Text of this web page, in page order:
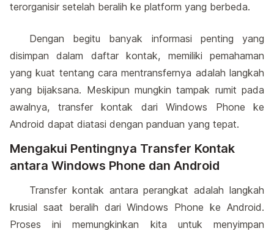
terorganisir setelah beralih ke platform yang berbeda.
Dengan begitu banyak informasi penting yang
disimpan dalam daftar kontak, memiliki pemahaman
yang kuat tentang cara mentransfernya adalah langkah
yang bijaksana. Meskipun mungkin tampak rumit pada
awalnya, transfer kontak dari Windows Phone ke
Android dapat diatasi dengan panduan yang tepat.
Mengakui Pentingnya Transfer Kontak
antara Windows Phone dan Android
Transfer kontak antara perangkat adalah langkah
krusial saat beralih dari Windows Phone ke Android.
Proses ini memungkinkan kita untuk menyimpan